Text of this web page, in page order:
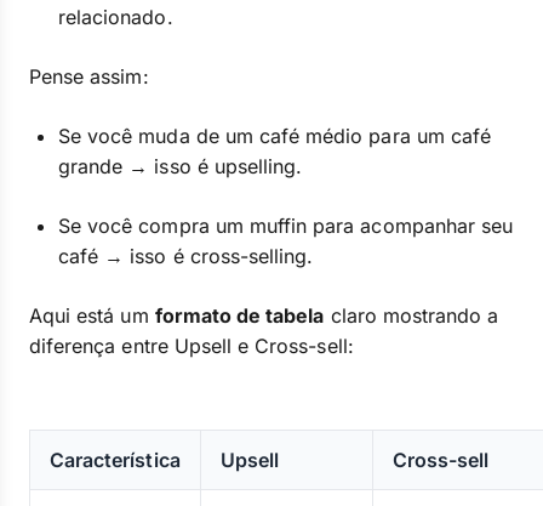
relacionado.
Pense assim:
Se você muda de um café médio para um café
grande → isso é upselling.
Se você compra um muffin para acompanhar seu
café → isso é cross-selling.
Aqui está um formato de tabela claro mostrando a
diferença entre Upsell e Cross-sell:
Característica Upsell Cross-sell